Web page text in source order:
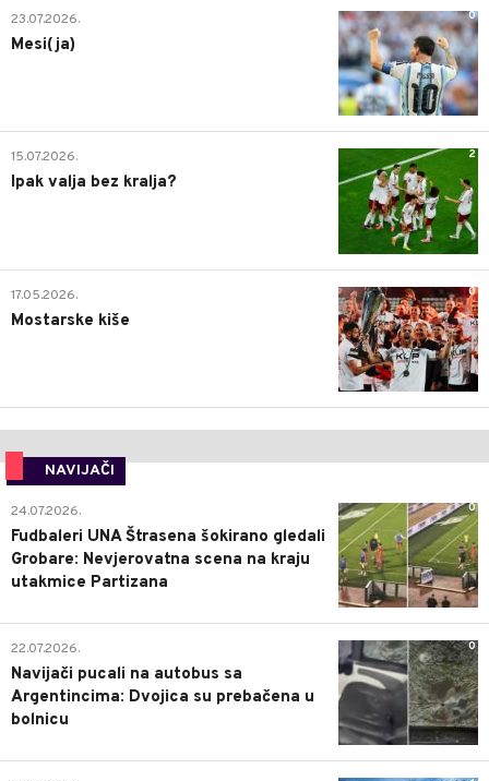
0
23.07.2026.
Mesi(ja)
2
15.07.2026.
Ipak valja bez kralja?
0
17.05.2026.
Mostarske kiše
NAVIJAČI
0
24.07.2026.
Fudbaleri UNA Štrasena šokirano gledali
Grobare: Nevjerovatna scena na kraju
utakmice Partizana
0
22.07.2026.
Navijači pucali na autobus sa
Argentincima: Dvojica su prebačena u
bolnicu